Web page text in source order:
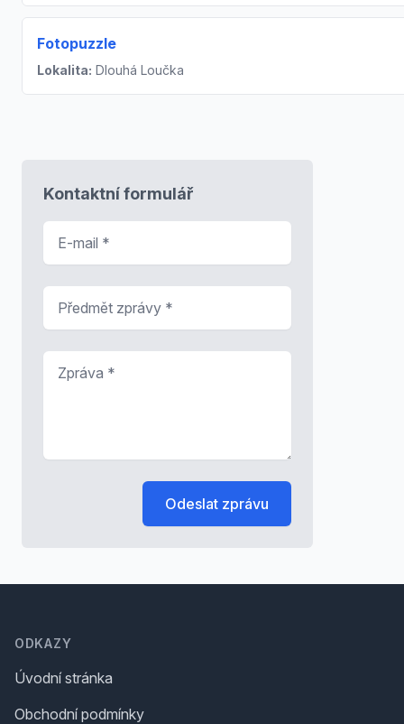
Fotopuzzle
Lokalita: Dlouhá Loučka
Kontaktní formulář
Odeslat zprávu
ODKAZY
Úvodní stránka
Obchodní podmínky